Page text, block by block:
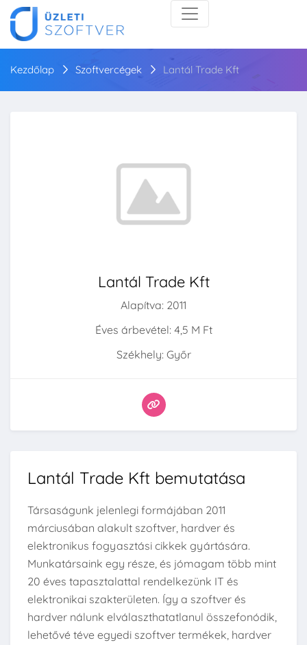
Kezdőlap Szoftvercégek Lantál Trade Kft
Lantál Trade Kft
Alapítva: 2011
Éves árbevétel: 4,5 M Ft
Székhely: Győr
Lantál Trade Kft bemutatása
Társaságunk jelenlegi formájában 2011
márciusában alakult szoftver, hardver és
elektronikus fogyasztási cikkek gyártására.
Munkatársaink egy része, és jómagam több mint
20 éves tapasztalattal rendelkezünk IT és
elektronikai szakterületen. Így a szoftver és
hardver nálunk elválaszthatatlanul összefonódik,
lehetővé téve egyedi szoftver termékek, hardver